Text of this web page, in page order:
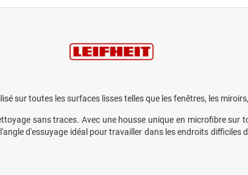
sur toutes les surfaces lisses telles que les fenêtres, les
sans traces. Avec une housse unique en microfibre
d'essuyage idéal pour travailler dans les endroits difficiles